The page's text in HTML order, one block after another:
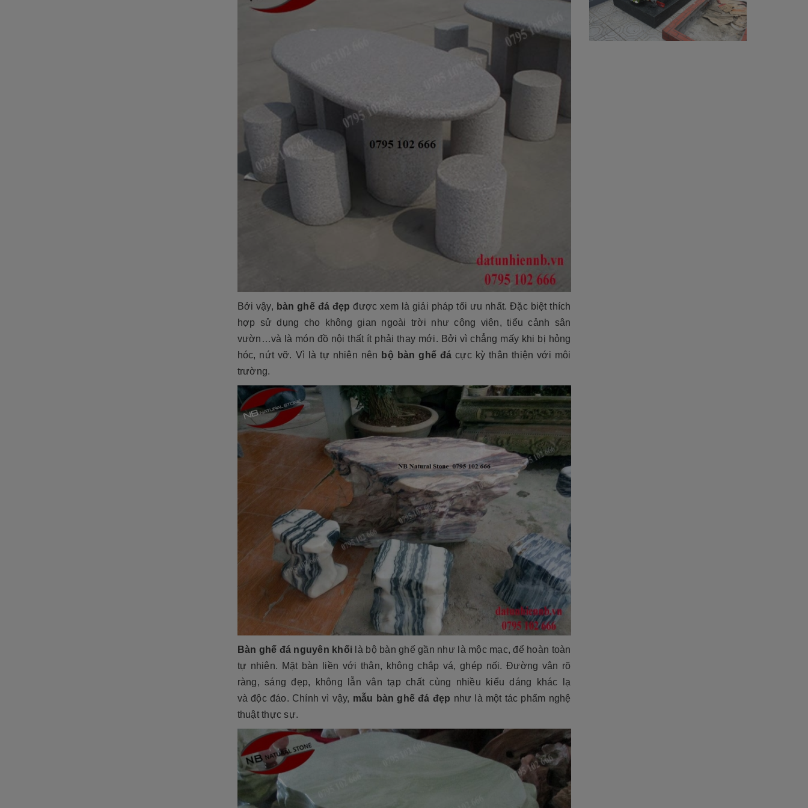
Bởi vậy, bàn ghế đá đẹp được xem là giải pháp tối ưu nhất. Đặc biệt thích
hợp sử dụng cho không gian ngoài trời như công viên, tiểu cảnh sân
vườn…và là món đồ nội thất ít phải thay mới. Bởi vì chẳng mấy khi bị hỏng
hóc, nứt vỡ. Vì là tự nhiên nên bộ bàn ghế đá cực kỳ thân thiện với môi
trường.
Bàn ghế đá nguyên khối là bộ bàn ghế gần như là mộc mạc, để hoàn toàn
tự nhiên. Mặt bàn liền với thân, không chắp vá, ghép nối. Đường vân rõ
ràng, sáng đẹp, không lẫn vân tạp chất cùng nhiều kiểu dáng khác lạ
và độc đáo. Chính vì vậy, mẫu bàn ghế đá đẹp như là một tác phẩm nghệ
thuật thực sự.